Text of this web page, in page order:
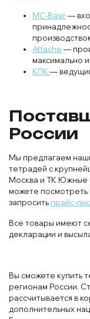
MC-Basir—
Attache —
максимально
КПК —
России
Мы предлагаем
тетрадей с
Москва и ТК Южные
можете посмотреть
запросить прайс-
Все товары имеют
декларации и
Вы сможете купить
регионам России.
рассчитывается в
дополнительных